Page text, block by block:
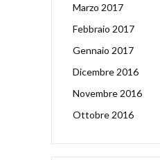
Marzo 2017
Febbraio 2017
Gennaio 2017
Dicembre 2016
Novembre 2016
Ottobre 2016